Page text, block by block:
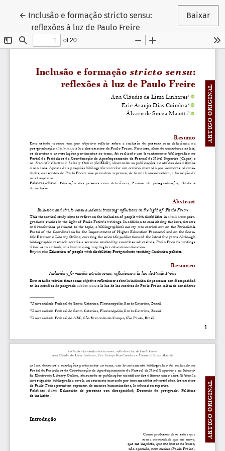
← Voltar aos Detalhes do Artigo
Inclusão e formação stricto sensu:
reflexões à luz de Paulo Freire
Baixar